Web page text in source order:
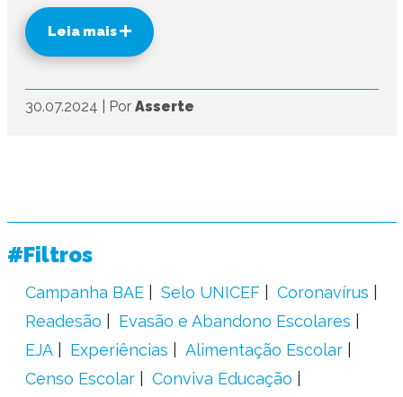
Leia mais
30.07.2024 Por Asserte
#Filtros
Campanha BAE Selo UNICEF
Coronavírus
Readesão
Evasão e Abandono Escolares
EJA
Experiências
Alimentação Escolar
Censo Escolar
Conviva Educação